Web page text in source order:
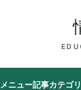
メニュー記事カテゴリ